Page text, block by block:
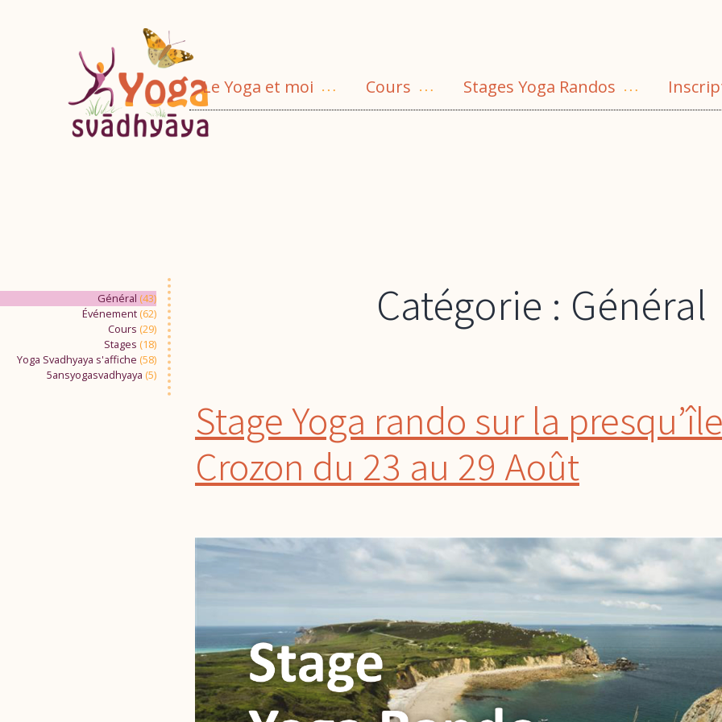
Le Yoga et moi
OuvrirCours
OuvrirStages Yoga Randos
Ouvrir
Général (43)
Événement (62)
Cours (29)
Stages (18)
Yoga Svadhyaya s'affiche (58)
5ansyogasvadhyaya (5)
Catégorie : Général
Stage Yoga rando sur la
Crozon du 23 au 29 Août